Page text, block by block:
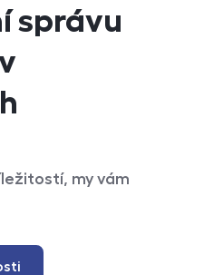
správu
my vám